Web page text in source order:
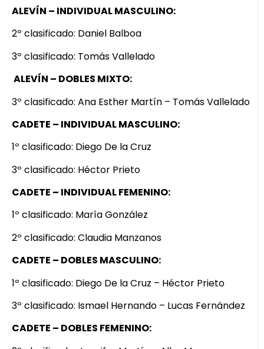
ALEVÍN – INDIVIDUAL MASCULINO:
2º clasificado: Daniel Balboa
3º clasificado: Tomás Vallelado
ALEVÍN – DOBLES MIXTO:
3º clasificado: Ana Esther Martín – Tomás Vallelado
CADETE – INDIVIDUAL MASCULINO:
1º clasificado: Diego De la Cruz
3º clasificado: Héctor Prieto
CADETE – INDIVIDUAL FEMENINO:
1º clasificado: María González
2º clasificado: Claudia Manzanos
CADETE – DOBLES MASCULINO:
1º clasificado: Diego De la Cruz – Héctor Prieto
3º clasificado: Ismael Hernando – Lucas Fernández
CADETE – DOBLES FEMENINO: